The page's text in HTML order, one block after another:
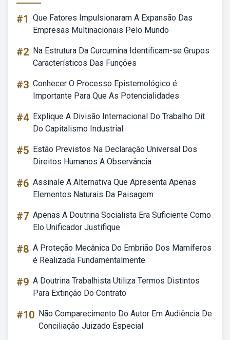
#1 Que Fatores Impulsionaram A Expansão Das
Empresas Multinacionais Pelo Mundo
#2 Na Estrutura Da Curcumina Identificam-se Grupos
Característicos Das Funções
#3 Conhecer O Processo Epistemológico é
Importante Para Que As Potencialidades
#4 Explique A Divisão Internacional Do Trabalho Dit
Do Capitalismo Industrial
#5 Estão Previstos Na Declaração Universal Dos
Direitos Humanos A Observância
#6 Assinale A Alternativa Que Apresenta Apenas
Elementos Naturais Da Paisagem
#7 Apenas A Doutrina Socialista Era Suficiente Como
Elo Unificador Justifique
#8 A Proteção Mecânica Do Embrião Dos Mamíferos
é Realizada Fundamentalmente
#9 A Doutrina Trabalhista Utiliza Termos Distintos
Para Extinção Do Contrato
#10 Não Comparecimento Do Autor Em Audiência De
Conciliação Juizado Especial